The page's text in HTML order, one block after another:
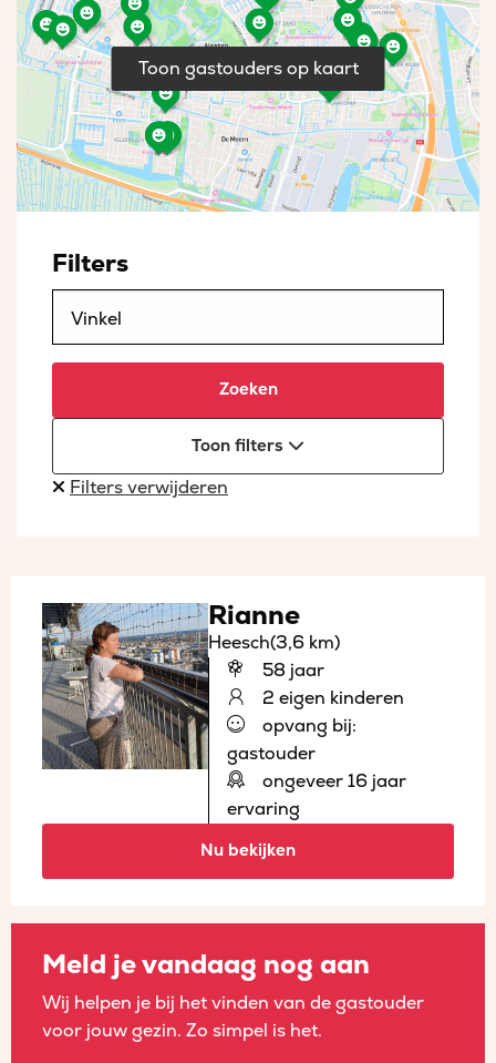
Toon gastouders op kaart
Filters
Zoeken
Toon filters
Filters verwijderen
Rianne
Heesch(3,6 km)
58 jaar
2 eigen kinderen
opvang bij:
gastouder
ongeveer 16 jaar
ervaring
Nu bekijken
Meld je vandaag nog aan
Wij helpen je bij het vinden van de gastouder
voor jouw gezin. Zo simpel is het.